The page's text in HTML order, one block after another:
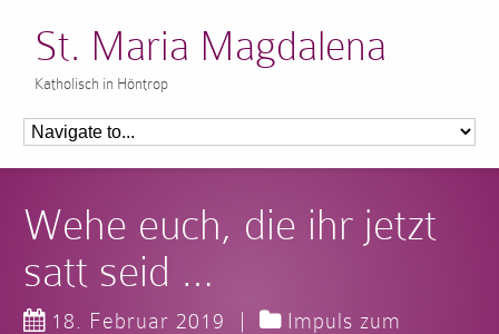
St. Maria Magdalena
Katholisch in Höntrop
Wehe euch, die ihr jetzt
satt seid …
18. Februar 2019 |
Impuls zum